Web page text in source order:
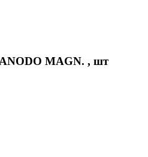
MAGN. , шт